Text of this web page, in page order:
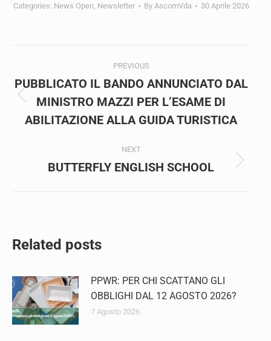
Categories: News Open, Newsletter By AscomVda 30 Aprile 2026
navigation
PREVIOUS
Previous
post:
PUBBLICATO IL BANDO ANNUNCIATO DAL
MINISTRO MAZZI PER L’ESAME DI
ABILITAZIONE ALLA GUIDA TURISTICA
NEXT
Next
BUTTERFLY ENGLISH SCHOOL
Related posts
PPWR: PER CHI SCATTANO GLI
OBBLIGHI DAL 12 AGOSTO 2026?
7 Agosto 2026
Iscriviti alla Newsletter!
Mantieniti sempre aggiornato su tutte le